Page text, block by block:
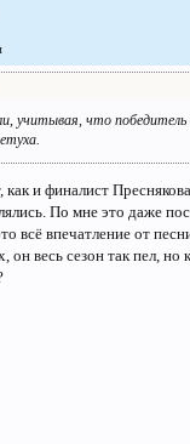
учитывая, что победитель
как и финалист
По мне это даже
всё впечатление от
он весь сезон так пел,